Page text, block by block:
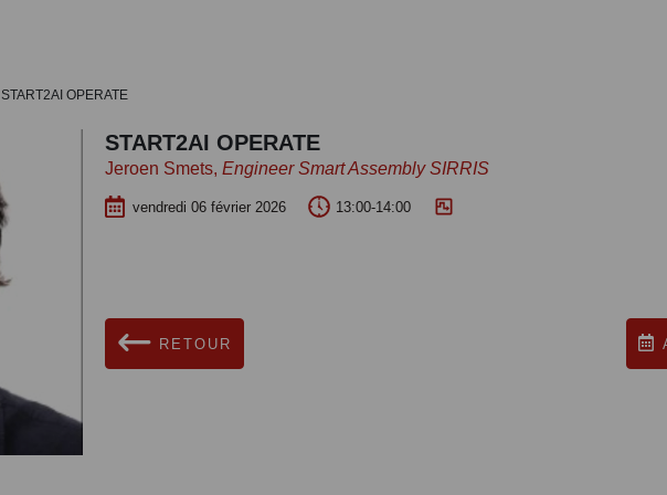
START2AI OPERATE
START2AI OPERATE
Jeroen Smets, Engineer Smart Assembly SIRRIS
vendredi 06 février 2026 13:00-14:00
RETOUR